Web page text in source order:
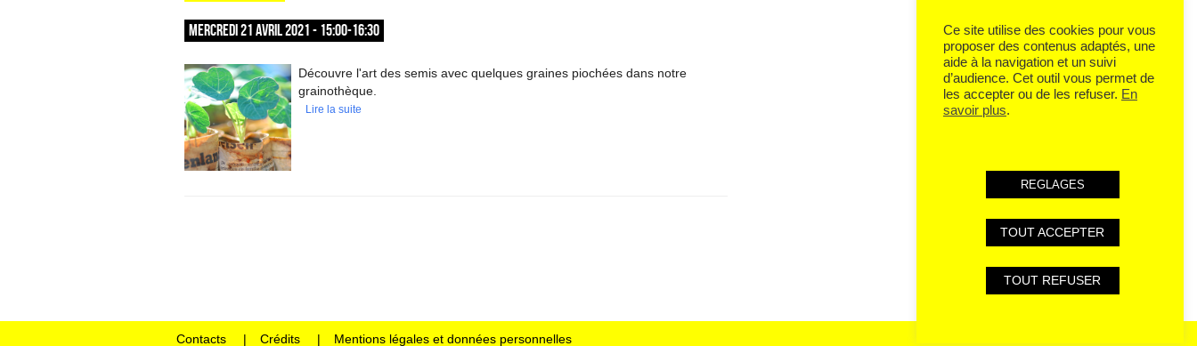
MERCREDI 21 AVRIL 2021 - 15:00-16:30
Découvre l'art des semis avec quelques graines piochées dans notre
grainothèque.
Lire la suite
Contacts Crédits Mentions légales et données personnelles
Ce site utilise des cookies pour vous
proposer des contenus adaptés, une
aide à la navigation et un suivi
d’audience. Cet outil vous permet de
les accepter ou de les refuser. En
savoir plus.
REGLAGES
TOUT ACCEPTER
TOUT REFUSER